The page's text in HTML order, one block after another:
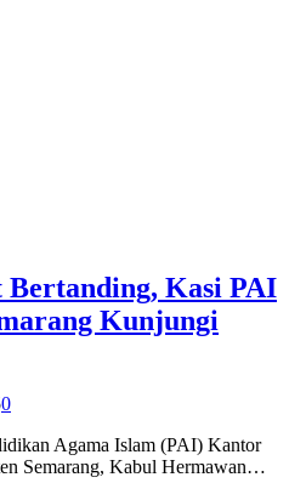
Bertanding, Kasi PAI
Kunjungi
0
Agama Islam (PAI) Kantor
Semarang, Kabul Hermawan…